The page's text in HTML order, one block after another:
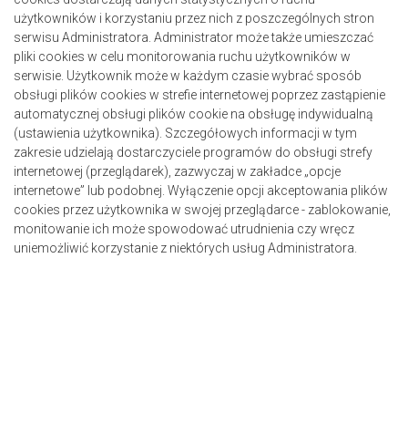
użytkowników i korzystaniu przez nich z poszczególnych stron
serwisu Administratora. Administrator może także umieszczać
pliki cookies w celu monitorowania ruchu użytkowników w
serwisie. Użytkownik może w każdym czasie wybrać sposób
obsługi plików cookies w strefie internetowej poprzez zastąpienie
automatycznej obsługi plików cookie na obsługę indywidualną
(ustawienia użytkownika). Szczegółowych informacji w tym
zakresie udzielają dostarczyciele programów do obsługi strefy
internetowej (przeglądarek), zazwyczaj w zakładce „opcje
internetowe” lub podobnej. Wyłączenie opcji akceptowania plików
cookies przez użytkownika w swojej przeglądarce - zablokowanie,
monitowanie ich może spowodować utrudnienia czy wręcz
uniemożliwić korzystanie z niektórych usług Administratora.